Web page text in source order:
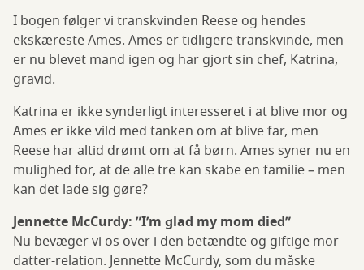
I bogen følger vi transkvinden Reese og hendes
ekskæreste Ames. Ames er tidligere transkvinde, men
er nu blevet mand igen og har gjort sin chef, Katrina,
gravid.
Katrina er ikke synderligt interesseret i at blive mor og
Ames er ikke vild med tanken om at blive far, men
Reese har altid drømt om at få børn. Ames syner nu en
mulighed for, at de alle tre kan skabe en familie – men
kan det lade sig gøre?
Jennette McCurdy: ”I’m glad my mom died”
Nu bevæger vi os over i den betændte og giftige mor-
datter-relation. Jennette McCurdy, som du måske